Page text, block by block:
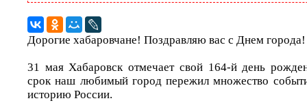
Дорогие хабаровчане! Поздравляю вас с Днем города!
31 мая Хабаровск отмечает свой 164-й день
срок наш любимый город пережил множество
историю России.